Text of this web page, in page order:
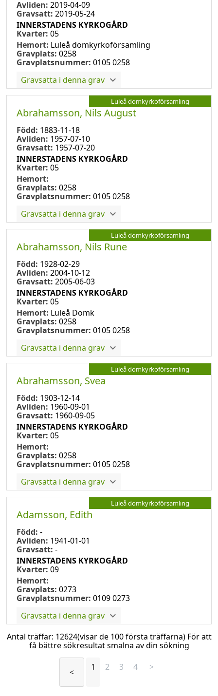
Avliden: 2019-04-09
Gravsatt: 2019-05-24
INNERSTADENS KYRKOGÅRD
Kvarter: 05
Hemort: Luleå domkyrkoförsamling
Gravplats: 0258
Gravplatsnummer: 0105 0258
Gravsatta i denna grav
Luleå domkyrkoförsamling
Abrahamsson, Nils August
Född: 1883-11-18
Avliden: 1957-07-10
Gravsatt: 1957-07-20
INNERSTADENS KYRKOGÅRD
Kvarter: 05
Hemort:
Gravplats: 0258
Gravplatsnummer: 0105 0258
Gravsatta i denna grav
Luleå domkyrkoförsamling
Abrahamsson, Nils Rune
Född: 1928-02-29
Avliden: 2004-10-12
Gravsatt: 2005-06-03
INNERSTADENS KYRKOGÅRD
Kvarter: 05
Hemort: Luleå Domk
Gravplats: 0258
Gravplatsnummer: 0105 0258
Gravsatta i denna grav
Luleå domkyrkoförsamling
Abrahamsson, Svea
Född: 1903-12-14
Avliden: 1960-09-01
Gravsatt: 1960-09-05
INNERSTADENS KYRKOGÅRD
Kvarter: 05
Hemort:
Gravplats: 0258
Gravplatsnummer: 0105 0258
Gravsatta i denna grav
Luleå domkyrkoförsamling
Adamsson, Edith
Född: -
Avliden: 1941-01-01
Gravsatt: -
INNERSTADENS KYRKOGÅRD
Kvarter: 09
Hemort:
Gravplats: 0273
Gravplatsnummer: 0109 0273
Gravsatta i denna grav
Antal träffar: 12624(visar de 100 första träffarna) För att
få bättre sökresultat smalna av din sökning
< 1 2 3 4 >